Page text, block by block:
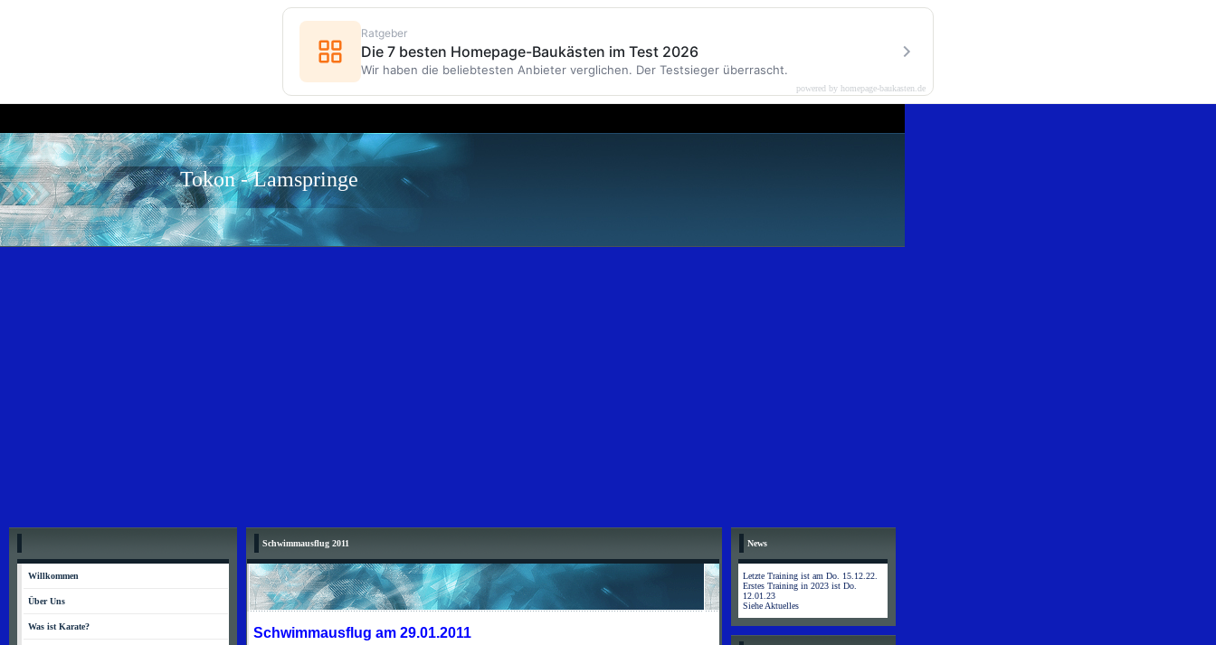
Tokon - Lamspringe
Willkommen
Über Uns
Was ist Karate?
Schwimmausflug 2011
Schwimmausflug am 29.01.2011
News
Letzte Training ist am Do. 15.12.22.
Erstes Training in 2023 ist Do.
12.01.23
Siehe Aktuelles
Ratgeber
Die 7 besten Homepage-Baukästen im Test 2026
Wir haben die beliebtesten Anbieter verglichen. Der Testsieger überrascht.
powered by homepage-baukasten.de